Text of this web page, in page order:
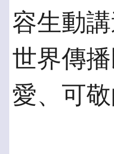
容生動
世界傳
愛、可